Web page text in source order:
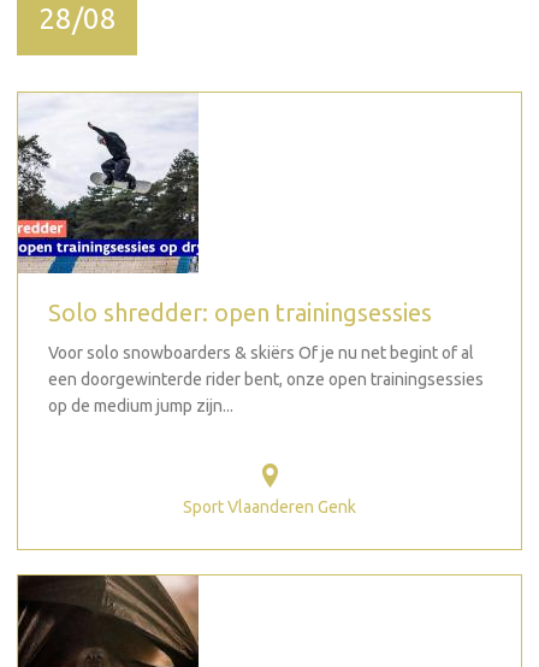
28/08
Solo shredder: open trainingsessies
Voor solo snowboarders & skiërs Of je nu net begint of al
een doorgewinterde rider bent, onze open trainingsessies
op de medium jump zijn...
Sport Vlaanderen Genk